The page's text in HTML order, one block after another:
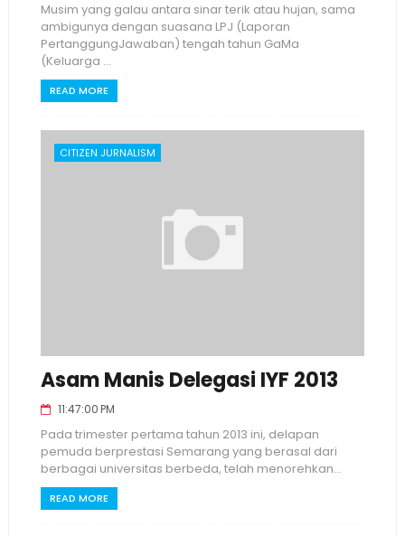
Musim yang galau antara sinar terik atau hujan, sama
ambigunya dengan suasana LPJ (Laporan
PertanggungJawaban) tengah tahun GaMa
(Keluarga ...
READ MORE
CITIZEN JURNALISM
Asam Manis Delegasi IYF 2013
11:47:00 PM
Pada trimester pertama tahun 2013 ini, delapan
pemuda berprestasi Semarang yang berasal dari
berbagai universitas berbeda, telah menorehkan...
READ MORE